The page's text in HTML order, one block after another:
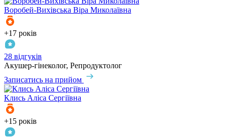
Воробей-Вихівська Віра Миколаївна
+17 років
28 відгуків
Акушер-гінеколог, Репродуктолог
Записатись на прийом
Клись Аліса Сергіївна
+15 років